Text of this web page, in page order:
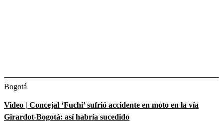
Bogotá
Video | Concejal ‘Fuchi’ sufrió accidente en moto en la vía
Girardot-Bogotá: así habría sucedido